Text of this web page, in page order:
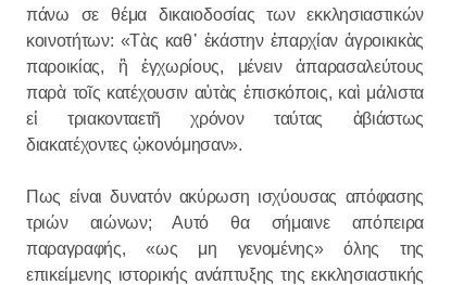
πάνω σε θέμα δικαιοδοσίας των εκκλησιαστικών
κοινοτήτων: «Τὰς καθ᾿ ἑκάστην ἐπαρχίαν ἀγροικικὰς
παροικίας, ἢ ἐγχωρίους, μένειν ἀπαρασαλεύτους
παρὰ τοῖς κατέχουσιν αὐτὰς ἐπισκόποις, καὶ μάλιστα
εἰ τριακονταετῆ χρόνον ταύτας ἀβιάστως
διακατέχοντες ᾠκονόμησαν».
Πως είναι δυνατόν ακύρωση ισχύουσας απόφασης
τριών αιώνων; Αυτό θα σήμαινε απόπειρα
παραγραφής, «ως μη γενομένης» όλης της
επικείμενης ιστορικής ανάπτυξης της εκκλησιαστικής